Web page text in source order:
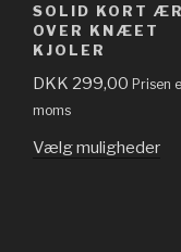
SOLID KORT
OVER KNÆET
KJOLER
DKK 299,00 Prisen
moms
Vælg muligheder